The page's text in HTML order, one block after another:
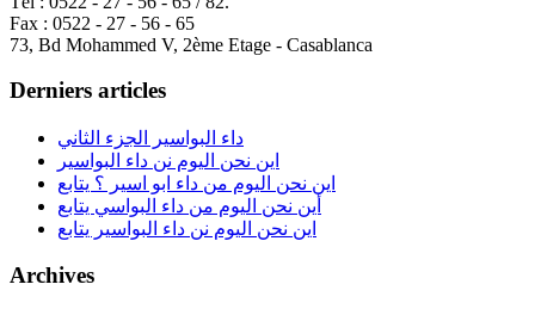
Fax : 0522 - 27 - 56 - 65
73, Bd Mohammed V, 2ème Etage - Casablanca
Derniers articles
داء البواسير الجزء الثاني
اين نحن اليوم نن داء البواسير
اين نحن اليوم من داء ابو اسير ؟ يتابع
أين نحن اليوم من داء البواسي يتابع
اين نحن اليوم نن داء البواسير يتابع
Archives